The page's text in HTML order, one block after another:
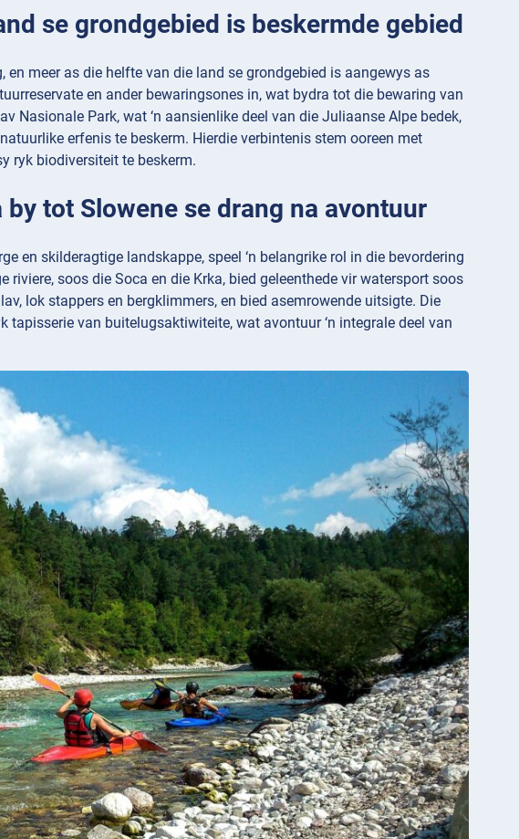
se grondgebied is beskermde gebied
meer as die helfte van die land se grondgebied is aangewys as
en ander bewaringsones in, wat bydra tot die bewaring van
Nasionale Park, wat ‘n aansienlike deel van die Juliaanse Alpe bedek,
erfenis te beskerm. Hierdie verbintenis stem ooreen met
ryk biodiversiteit te beskerm.
tot Slowene se drang na avontuur
en skilderagtige landskappe, speel ‘n belangrike rol in die bevordering
soos die Soca en die Krka, bied geleenthede vir watersport soos
lok stappers en bergklimmers, en bied asemrowende uitsigte. Die
tapisserie van buitelugsaktiwiteite, wat avontuur ‘n integrale deel van